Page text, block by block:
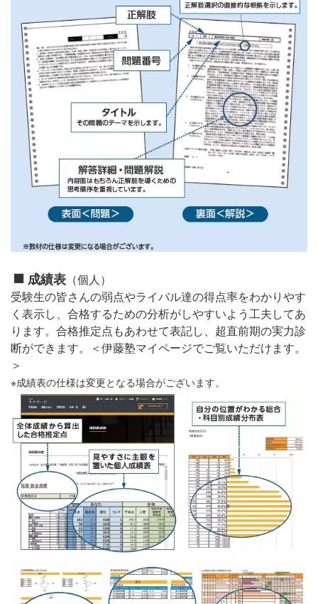
成績表 （個人）
受験生の皆さんの弱点やライバル達の得点率をわかりやす
く表示し、合格するための分析がしやすいよう工夫してあ
ります。合格推定点もあわせて表記し、超直前期の実力診
断ができます。＜伊藤塾マイページでご覧いただけます。
＞
※成績表の仕様は変更となる場合がございます。